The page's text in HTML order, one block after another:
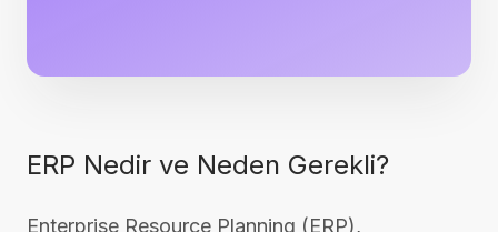
ERP Nedir ve Neden Gerekli?
Enterprise Resource Planning (ERP),